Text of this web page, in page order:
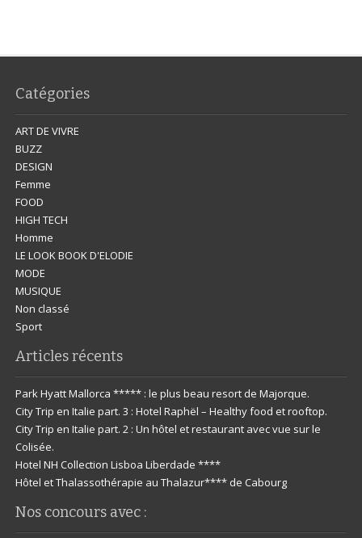
Catégories
ART DE VIVRE
BUZZ
DESIGN
Femme
FOOD
HIGH TECH
Homme
LE LOOK BOOK D'ELODIE
MODE
MUSIQUE
Non classé
Sport
Articles récents
Park Hyatt Mallorca ***** : le plus beau resort de Majorque.
City Trip en Italie part. 3 : Hotel Raphël – Healthy food et rooftop.
City Trip en Italie part. 2 : Un hôtel et restaurant avec vue sur le
Colisée.
Hotel NH Collection Lisboa Liberdade ****
Hôtel et Thalassothérapie au Thalazur**** de Cabourg
Nos concours avec :